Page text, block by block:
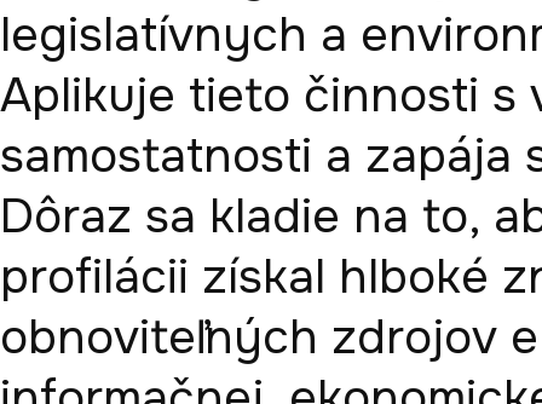
legislatívnych a
Aplikuje tieto činnosti s
samostatnosti a zapája
Dôraz sa kladie na to,
profilácii získal hlboké
obnoviteľných zdrojov